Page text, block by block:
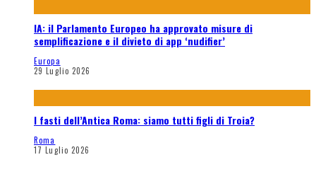
IA: il Parlamento Europeo ha approvato misure di
semplificazione e il divieto di app ‘nudifier’
Europa
29 Luglio 2026
I fasti dell’Antica Roma: siamo tutti figli di Troia?
Roma
17 Luglio 2026